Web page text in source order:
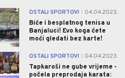
2 OSTALI SPORTOVI
04.04.2023.
Biće i besplatnog tenisa u
Banjaluci! Evo koga ćete
moći gledati bez karte!
0 OSTALI SPORTOVI
04.04.2023.
Tapkaroši ne gube vrijeme -
počela preprodaja karata: